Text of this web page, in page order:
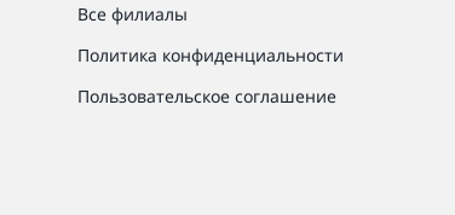
Все филиалы
Политика конфиденциальности
Пользовательское соглашение